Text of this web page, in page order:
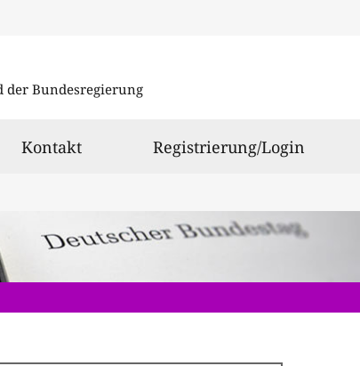
der Bundesregierung
Kontakt Registrierung/Login